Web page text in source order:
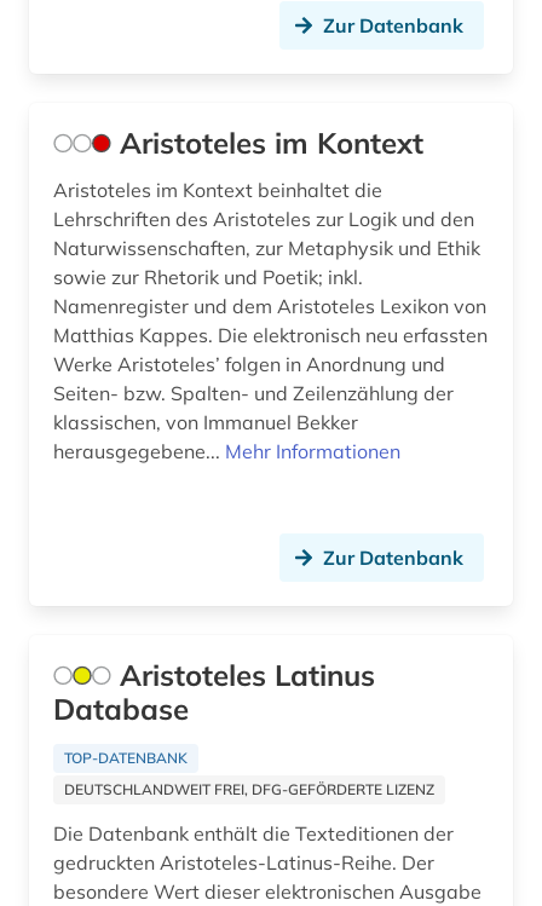
kultur (3)
kulturwissenschaften (4)
kunst (3)
kupferstich (1)
künstlerdatenbank (1)
künstliche intelligenz (1)
latein (82)
lehrmittel (1)
linguistik (4)
literatur (32)
literaturwissenschaft (7)
Zur Datenbank
Aristoteles im Kontext
Aristoteles im Kontext beinhaltet die
Lehrschriften des Aristoteles zur Logik und den
Naturwissenschaften, zur Metaphysik und Ethik
sowie zur Rhetorik und Poetik; inkl.
Namenregister und dem Aristoteles Lexikon von
Matthias Kappes. Die elektronisch neu erfassten
Werke Aristoteles’ folgen in Anordnung und
Seiten- bzw. Spalten- und Zeilenzählung der
klassischen, von Immanuel Bekker
herausgegebene... Mehr Informationen
Zur Datenbank
Aristoteles Latinus
Database
TOP-DATENBANK
DEUTSCHLANDWEIT FREI, DFG-GEFÖRDERTE LIZENZ
Die Datenbank enthält die Texteditionen der
gedruckten Aristoteles-Latinus-Reihe. Der
besondere Wert dieser elektronischen Ausgabe